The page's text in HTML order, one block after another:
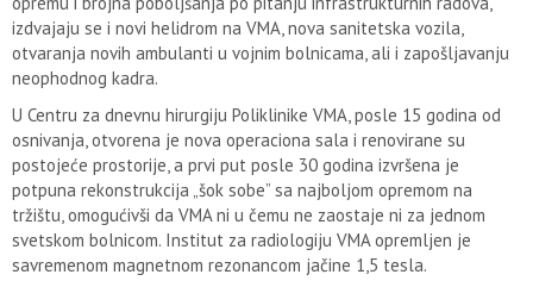
izdvajaju se i novi helidrom na VMA, nova sanitetska vozila,
otvaranja novih ambulanti u vojnim bolnicama, ali i zapošljavanju
neophodnog kadra.
U Centru za dnevnu hirurgiju Poliklinike VMA, posle 15 godina od
osnivanja, otvorena je nova operaciona sala i renovirane su
postojeće prostorije, a prvi put posle 30 godina izvršena je
potpuna rekonstrukcija „šok sobe” sa najboljom opremom na
tržištu, omogućivši da VMA ni u čemu ne zaostaje ni za jednom
svetskom bolnicom. Institut za radiologiju VMA opremljen je
savremenom magnetnom rezonancom jačine 1,5 tesla.